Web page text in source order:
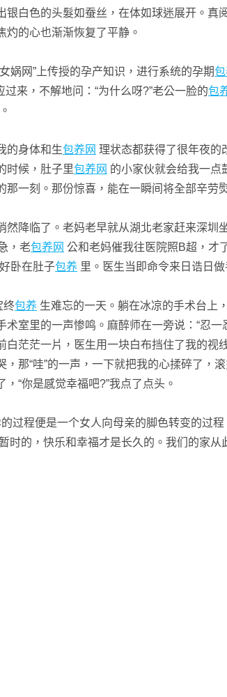
白色的头髮如蚕丝，在体如球迷展开。真
灼的心也渐渐恢复了平静。
网”上传授的孕产知识，进行系统的孕期包
来，不解地问：“为什么呀?”老公一脸的包
身体和生包养网 理状态都获得了很年夜的
时候，肚子里包养网 的小家伙就会给我一点
那一刻。那份惊喜，能在一瞬间将全部辛
临了。老妈老早就从湖北老家赶来深圳
，老包养网 公和老妈催我往医院照B超，才
卧在肚子包养 里。医生当即命令来日诰日做
终包养 生难忘的一天。躺在冰凉的手术台上
术室里的一声惨鸣。麻醉师在一旁说：“忍一
白茫茫一片，医生用一块白布挡住了我的
那“哇”的一声，一下就把我的心揉碎了，
“你是感觉幸福吧?”我点了点头。
过程便是一个女人向母亲的脚色转变的过
时的，快乐和幸福才是长久的。我们的家从